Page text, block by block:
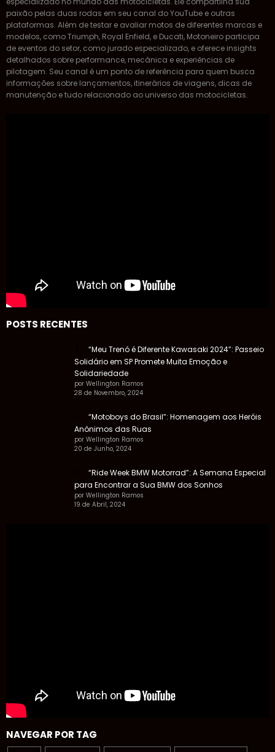
paixão pelas duas rodas em seu canal do YouTube e outras
plataformas. Além de testar e avaliar motos de diferentes marcas e
modelos, como Triumph, Royal Enfield, e Ducati, Motoneiro participa
de eventos do setor, como jurado especializado, e oferece insights
detalhados sobre performance, mecânica e experiências de
pilotagem. Seu canal é um ponto de referência para quem busca
informações sobre lançamentos, itinerários de viagens, dicas de
manutenção e tudo relacionado ao universo das motocicletas.
POSTS RECENTES
“Meu Trenó é Diferente Kawasaki 2024”: Passeio
Solidário em SP Promete Muita Emoção e
Solidariedade
por Wellington Ramos
28 de Novembro, 2024
“Motoboys do Brasil”: Homenagem aos Heróis
Anônimos das Ruas
por Wellington Ramos
20 de Junho, 2024
“Ride Week BMW Motorrad”: A Semana Especial
para Encontrar a Sua BMW dos Sonhos
por Wellington Ramos
19 de Abril, 2024
NAVEGAR POR TAG